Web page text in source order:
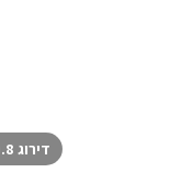
דירוג 9.8